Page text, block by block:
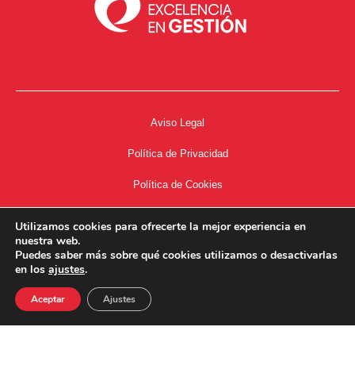
Aviso Legal
Política de Privacidad
Política de Cookies
34667504662
Utilizamos cookies para ofrecerte la mejor experiencia en
nuestra web.
Puedes saber más sobre qué cookies utilizamos o desactivarlas
en los ajustes.
Aceptar Ajustes